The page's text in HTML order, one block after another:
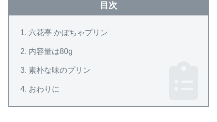
目次
六花亭 かぼちゃプリン
内容量は80g
素朴な味のプリン
おわりに